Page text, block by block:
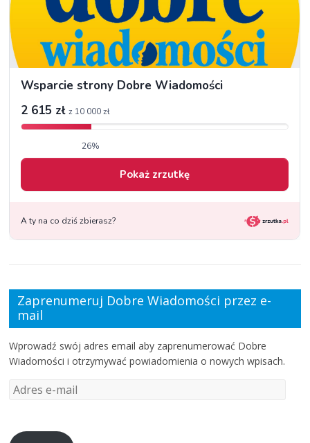
Zaprenumeruj Dobre Wiadomości przez e-
mail
Wprowadź swój adres email aby zaprenumerować Dobre
Wiadomości i otrzymywać powiadomienia o nowych wpisach.